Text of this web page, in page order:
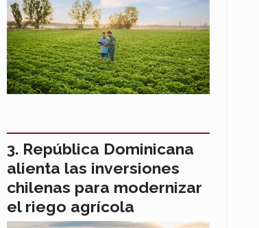
República Dominicana
alienta las inversiones
chilenas para modernizar
el riego agrícola